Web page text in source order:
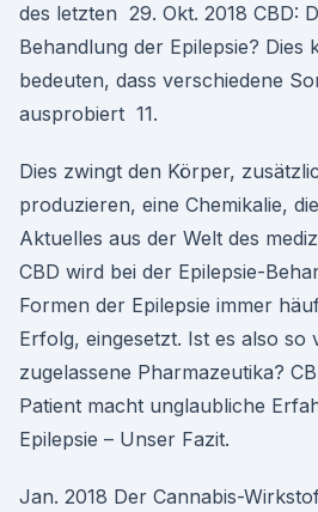
des letzten 29. Okt. 2018 CBD:
Behandlung der Epilepsie? Dies
bedeuten, dass verschiedene
ausprobiert 11.
Dies zwingt den Körper,
produzieren, eine Chemikalie,
Aktuelles aus der Welt des
CBD wird bei der Epilepsie-
Formen der Epilepsie immer
Erfolg, eingesetzt. Ist es also so
zugelassene Pharmazeutika?
Patient macht unglaubliche
Epilepsie – Unser Fazit.
Jan. 2018 Der Cannabis-